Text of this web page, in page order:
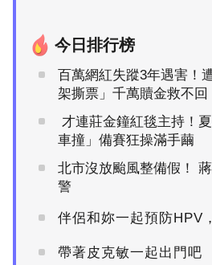
今日排行榜
百萬網紅失蹤3年遇害！
架撕票」千萬贖金救不回
車撞」備賽狂操滿手繭
北市沒放颱風整備假！
警
伴侶和妳一起預防HPV
帶著皮克敏一起出門吧